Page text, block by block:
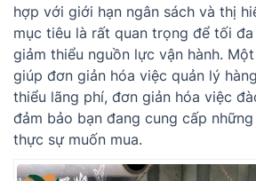
hợp với giới hạn ngân sách và thị
mục tiêu là rất quan trọng để tối
giảm thiểu nguồn lực vận hành.
giúp đơn giản hóa việc quản lý
thiểu lãng phí, đơn giản hóa việc
đảm bảo bạn đang cung cấp
thực sự muốn mua.